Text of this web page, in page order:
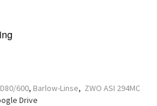
600, Barlow-Linse, ZWO ASI 294MC
Drive